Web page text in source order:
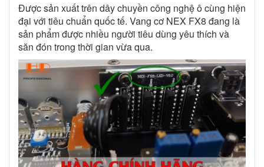
Được sản xuất trên dây chuyền công nghệ ô cùng hiện
đại với tiêu chuẩn quốc tế. Vang cơ NEX FX8 đang là
sản phẩm được nhiều người tiêu dùng yêu thích và
săn đón trong thời gian vừa qua.